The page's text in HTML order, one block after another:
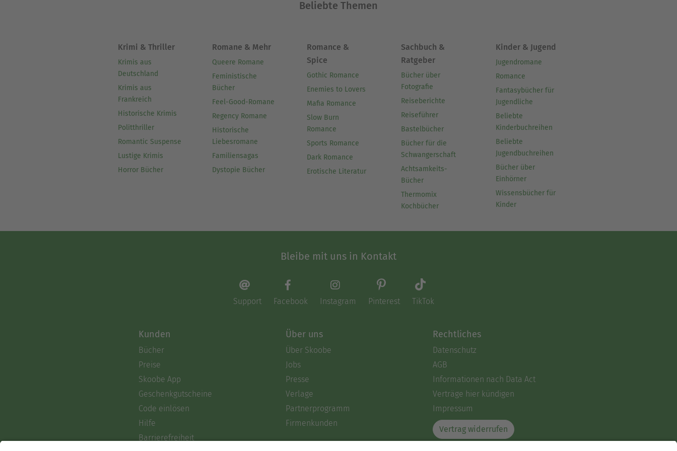
Beliebte Themen
Krimi & Thriller
Krimis aus
Deutschland
Krimis aus
Frankreich
Historische Krimis
Politthriller
Romantic Suspense
Lustige Krimis
Horror Bücher
Romane & Mehr
Queere Romane
Feministische
Bücher
Feel-Good-Romane
Regency Romane
Historische
Liebesromane
Familiensagas
Dystopie Bücher
Romance &
Spice
Gothic Romance
Enemies to Lovers
Mafia Romance
Slow Burn
Romance
Sports Romance
Dark Romance
Erotische Literatur
Sachbuch &
Ratgeber
Bücher über
Fotografie
Reiseberichte
Reiseführer
Bastelbücher
Bücher für die
Schwangerschaft
Achtsamkeits-
Bücher
Thermomix
Kochbücher
Kinder & Jugend
Jugendromane
Romance
Fantasybücher für
Jugendliche
Beliebte
Kinderbuchreihen
Beliebte
Jugendbuchreihen
Bücher über
Einhörner
Wissensbücher für
Kinder
Bleibe mit uns in Kontakt
Support Facebook Instagram Pinterest TikTok
Kunden
Bücher
Preise
Skoobe App
Geschenkgutscheine
Code einlösen
Hilfe
Barrierefreiheit
Über uns
Über Skoobe
Jobs
Presse
Verlage
Partnerprogramm
Firmenkunden
Rechtliches
Datenschutz
AGB
Informationen nach Data Act
Verträge hier kündigen
Impressum
Vertrag widerrufen